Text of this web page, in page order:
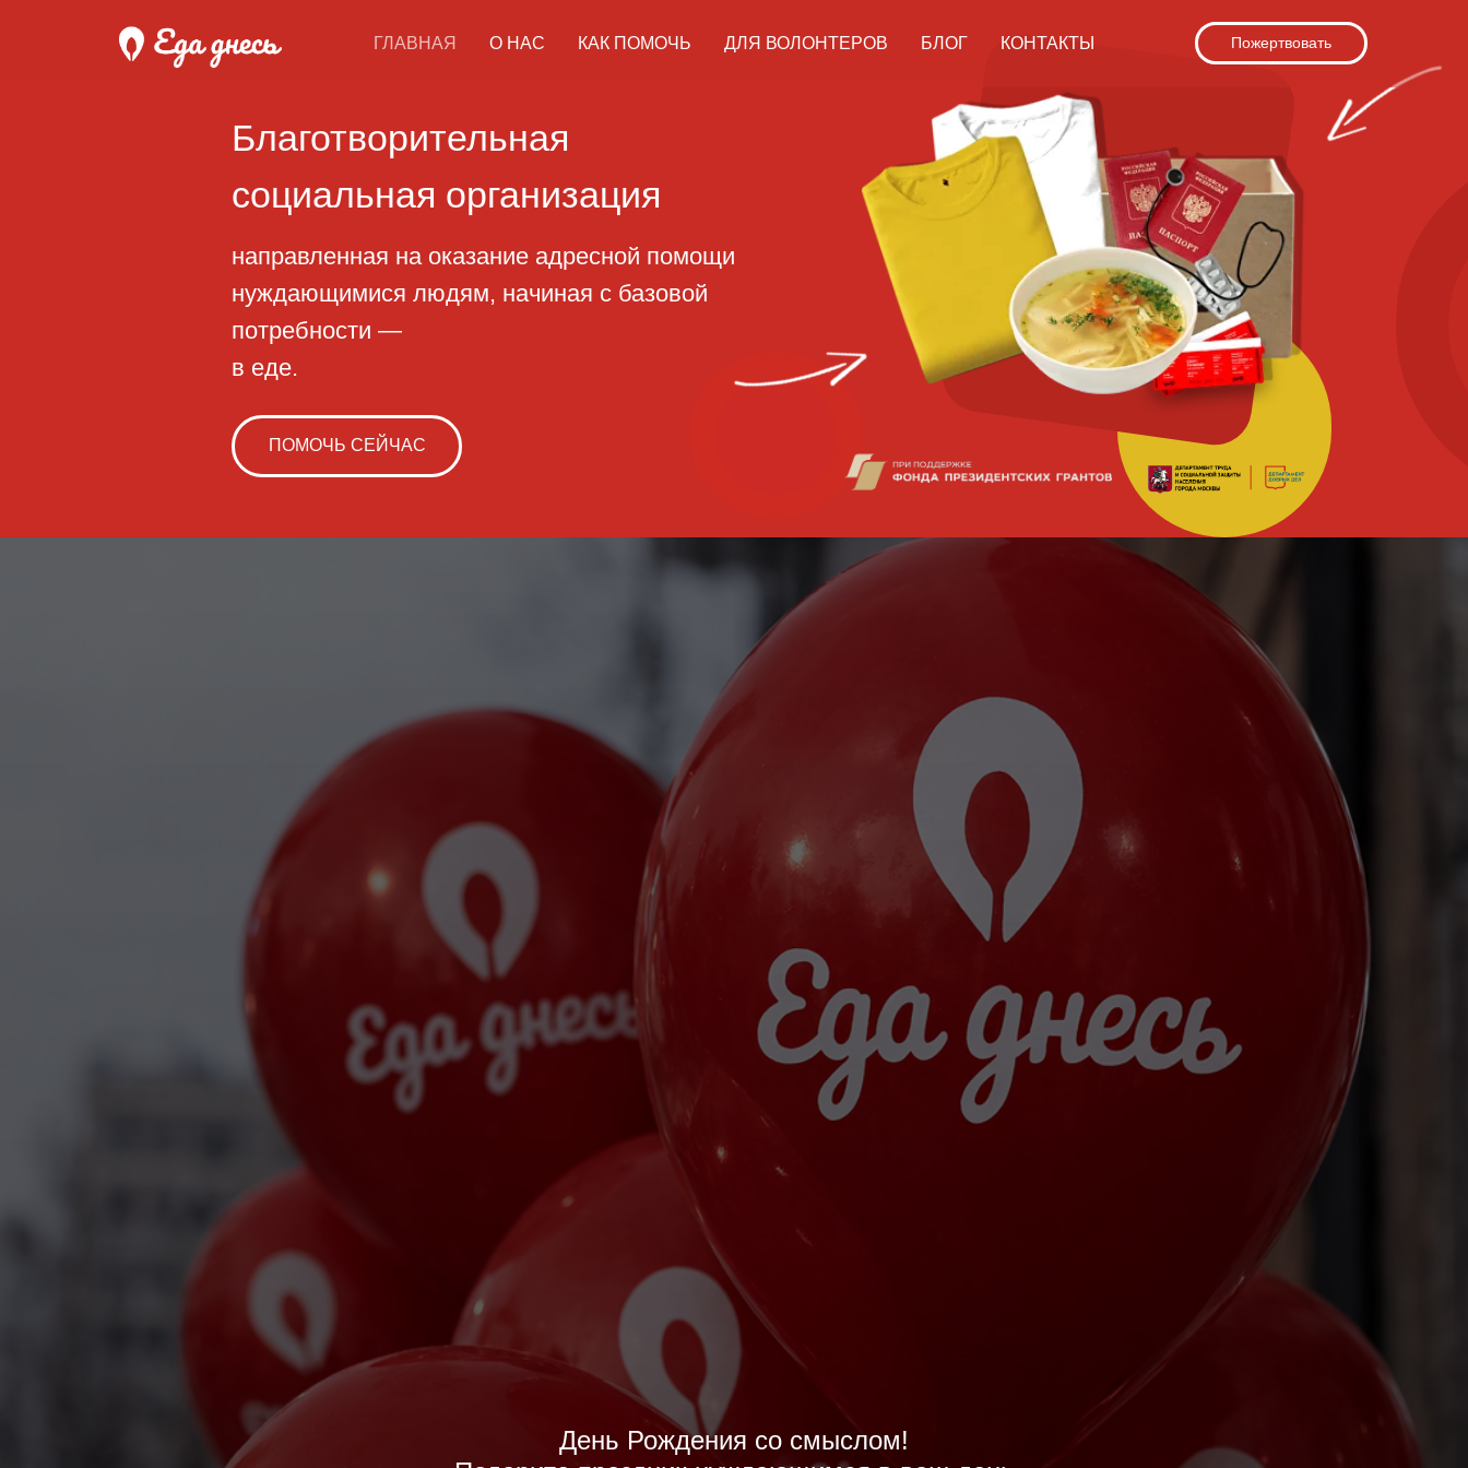
ГЛАВНАЯ О НАС КАК ПОМОЧЬ ДЛЯ ВОЛОНТЕРОВ БЛОГ КОНТАКТЫ Пожертвовать
нуждающимися людям, начиная с базовой
потребности —
в еде.
Благотворительная
День Рождения со смыслом!